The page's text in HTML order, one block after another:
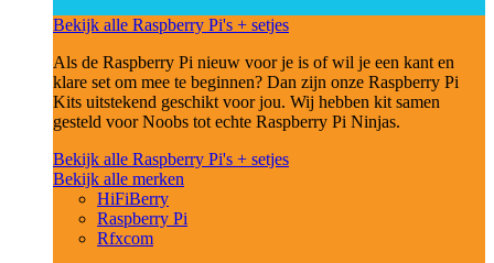
Bekijk alle Raspberry Pi's + setjes
Als de Raspberry Pi nieuw voor je is of wil je een kant en
klare set om mee te beginnen? Dan zijn onze Raspberry Pi
Kits uitstekend geschikt voor jou. Wij hebben kit samen
gesteld voor Noobs tot echte Raspberry Pi Ninjas.
Bekijk alle Raspberry Pi's + setjes
Bekijk alle merken
HiFiBerry
Raspberry Pi
Rfxcom